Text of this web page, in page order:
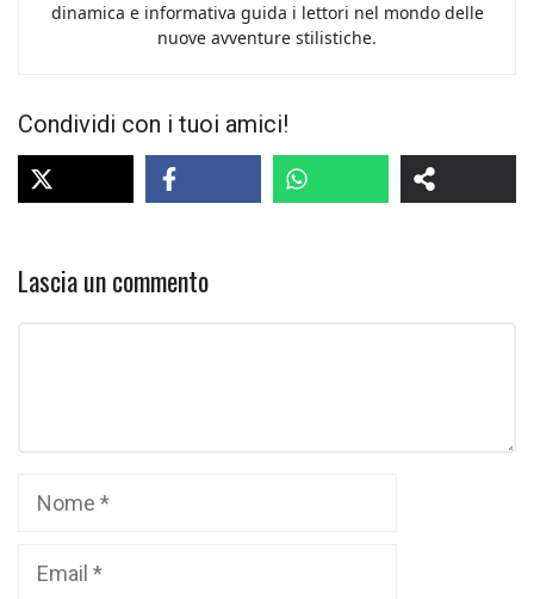
dinamica e informativa guida i lettori nel mondo delle
nuove avventure stilistiche.
Condividi con i tuoi amici!
Lascia un commento